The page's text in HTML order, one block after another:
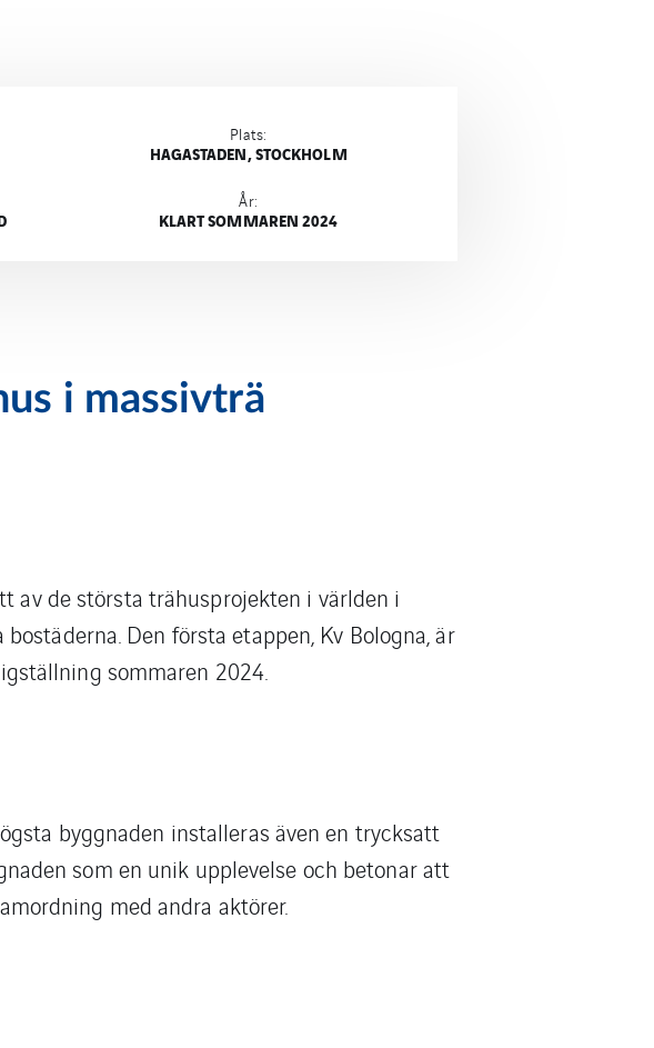
Plats:
HAGASTADEN, STOCKHOLM
År:
KLART SOMMAREN 2024
i massivträ
av de största trähusprojekten i världen i
Den första etappen, Kv Bologna, är
sommaren 2024.
byggnaden installeras även en trycksatt
som en unik upplevelse och betonar att
med andra aktörer.